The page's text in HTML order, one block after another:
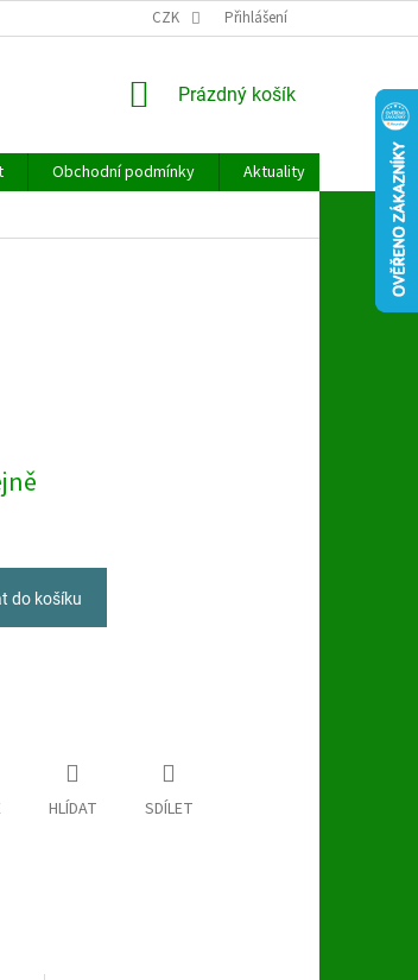
CZK Přihlášení
NÁKUPNÍ
Prázdný košík
Obchodní podmínky Aktuality
Kontakt
do košíku
HLÍDAT SDÍLET